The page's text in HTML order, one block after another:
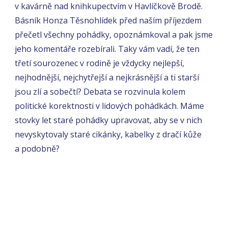
v kavárně nad knihkupectvím v Havlíčkově Brodě.
Básník Honza Těsnohlídek před naším příjezdem
přečetl všechny pohádky, opoznámkoval a pak jsme
jeho komentáře rozebírali. Taky vám vadí, že ten
třetí sourozenec v rodině je vždycky nejlepší,
nejhodnější, nejchytřejší a nejkrásnější a ti starší
jsou zlí a sobečtí? Debata se rozvinula kolem
politické korektnosti v lidových pohádkách. Máme
stovky let staré pohádky upravovat, aby se v nich
nevyskytovaly staré cikánky, kabelky z dračí kůže
a podobně?